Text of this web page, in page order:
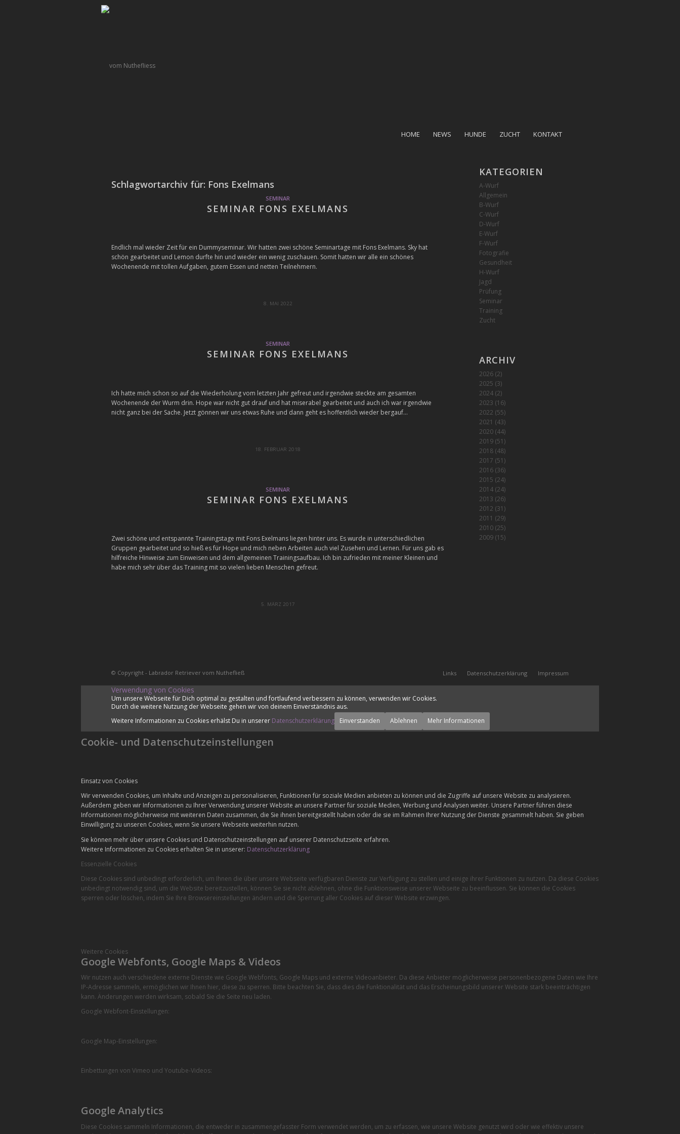
HOME NEWS HUNDE ZUCHT KONTAKT
Schlagwortarchiv für: Fons Exelmans
SEMINAR
SEMINAR FONS EXELMANS
Endlich mal wieder Zeit für ein Dummyseminar. Wir hatten zwei schöne Seminartage mit Fons Exelmans. Sky hat
schön gearbeitet und Lemon durfte hin und wieder ein wenig zuschauen. Somit hatten wir alle ein schönes
Wochenende mit tollen Aufgaben, gutem Essen und netten Teilnehmern.
8. MAI 2022
SEMINAR
SEMINAR FONS EXELMANS
Ich hatte mich schon so auf die Wiederholung vom letzten Jahr gefreut und irgendwie steckte am gesamten
Wochenende der Wurm drin. Hope war nicht gut drauf und hat miserabel gearbeitet und auch ich war irgendwie
nicht ganz bei der Sache. Jetzt gönnen wir uns etwas Ruhe und dann geht es hoffentlich wieder bergauf…
18. FEBRUAR 2018
SEMINAR
SEMINAR FONS EXELMANS
Zwei schöne und entspannte Trainingstage mit Fons Exelmans liegen hinter uns. Es wurde in unterschiedlichen
Gruppen gearbeitet und so hieß es für Hope und mich neben Arbeiten auch viel Zusehen und Lernen. Für uns gab es
hilfreiche Hinweise zum Einweisen und dem allgemeinen Trainingsaufbau. Ich bin zufrieden mit meiner Kleinen und
habe mich sehr über das Training mit so vielen lieben Menschen gefreut.
5. MÄRZ 2017
KATEGORIEN
A-Wurf
Allgemein
B-Wurf
C-Wurf
D-Wurf
E-Wurf
F-Wurf
Fotografie
Gesundheit
H-Wurf
Jagd
Prüfung
Seminar
Training
Zucht
ARCHIV
2026(2)
2025 (3)
2024(2)
2023 (16)
2022 (55)
2021 (43)
2020(44)
2019(51)
2018(48)
2017 (51)
2016(36)
2015 (24)
2014(24)
2013 (26)
2012 (31)
2011 (29)
2010(25)
2009(15)
© Copyright - Labrador Retriever vom Nuthefließ Links Datenschutzerklärung Impressum
Verwendung von Cookies
Um unsere Webseite für Dich optimal zu gestalten und fortlaufend verbessern zu können, verwenden wir Cookies.
Durch die weitere Nutzung der Webseite gehen wir von deinem Einverständnis aus.
Weitere Informationen zu Cookies erhälst Du in unserer Datenschutzerklärung Einverstanden Ablehnen Mehr Informationen
Cookie- und Datenschutzeinstellungen
Einsatz von Cookies
Wir verwenden Cookies, um Inhalte und Anzeigen zu personalisieren, Funktionen für soziale Medien anbieten zu können und die Zugriffe auf unsere Website zu analysieren.
Außerdem geben wir Informationen zu Ihrer Verwendung unserer Website an unsere Partner für soziale Medien, Werbung und Analysen weiter. Unsere Partner führen diese
Informationen möglicherweise mit weiteren Daten zusammen, die Sie ihnen bereitgestellt haben oder die sie im Rahmen Ihrer Nutzung der Dienste gesammelt haben. Sie geben
Einwilligung zu unseren Cookies, wenn Sie unsere Webseite weiterhin nutzen.
Sie können mehr über unsere Cookies und Datenschutzeinstellungen auf unserer Datenschutzseite erfahren.
Weitere Informationen zu Cookies erhalten Sie in unserer: Datenschutzerklärung
Essenzielle Cookies
Diese Cookies sind unbedingt erforderlich, um Ihnen die über unsere Webseite verfügbaren Dienste zur Verfügung zu stellen und einige ihrer Funktionen zu nutzen. Da diese Cookies
unbedingt notwendig sind, um die Website bereitzustellen, können Sie sie nicht ablehnen, ohne die Funktionsweise unserer Webseite zu beeinflussen. Sie können die Cookies
sperren oder löschen, indem Sie Ihre Browsereinstellungen ändern und die Sperrung aller Cookies auf dieser Website erzwingen.
Weitere Cookies
Google Webfonts, Google Maps & Videos
Wir nutzen auch verschiedene externe Dienste wie Google Webfonts, Google Maps und externe Videoanbieter. Da diese Anbieter möglicherweise personenbezogene Daten wie Ihre
IP-Adresse sammeln, ermöglichen wir Ihnen hier, diese zu sperren. Bitte beachten Sie, dass dies die Funktionalität und das Erscheinungsbild unserer Website stark beeinträchtigen
kann. Änderungen werden wirksam, sobald Sie die Seite neu laden.
Google Webfont-Einstellungen:
Google Map-Einstellungen:
Einbettungen von Vimeo und Youtube-Videos:
Google Analytics
Diese Cookies sammeln Informationen, die entweder in zusammengefasster Form verwendet werden, um zu erfassen, wie unsere Website genutzt wird oder wie effektiv unsere